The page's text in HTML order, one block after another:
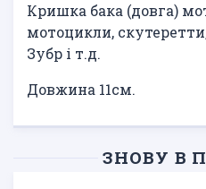
Кришка бака (довга)
мотоцикли,
Зубр і т.д.
Довжина 11см.
ЗНОВУ В